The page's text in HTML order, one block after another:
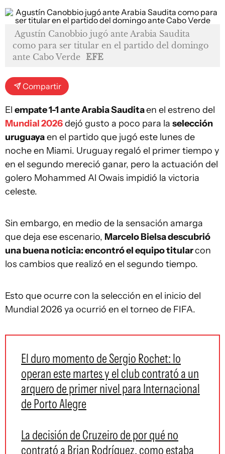
Agustín Canobbio jugó ante Arabia Saudita
como para ser titular en el partido del domingo
ante Cabo Verde EFE
Compartir
El empate 1-1 ante Arabia Sauditaen el estreno del
Mundial 2026dejó gusto a poco para la selección
uruguayaen el partido que jugó este lunes de
noche en Miami. Uruguay regaló el primer tiempo y
en el segundo mereció ganar, pero la actuación del
golero Mohammed Al Owais impidió la victoria
celeste.
Sin embargo, en medio de la sensación amarga
que deja ese escenario, Marcelo Bielsa descubrió
una buena noticia: encontró el equipo titularcon
los cambios que realizó en el segundo tiempo.
Esto que ocurre con la selección en el inicio del
Mundial 2026 ya ocurrió en el torneo de FIFA.
El duro momento de Sergio Rochet: lo
operan este martes y el club contrató a un
arquero de primer nivel para Internacional
de Porto Alegre
La decisión de Cruzeiro de por qué no
contrató a Brian Rodríguez, como estaba